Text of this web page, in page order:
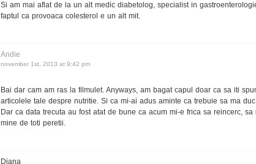
Si am mai aflat de la un alt medic diabetolog, specialist in
faptul ca provoaca colesterol e un alt mit.
Andie
november 1st, 2013 at 9:42 pm
Bai dar cam am ras la filmulet. Anyways, am bagat capul doar ca sa iti
articolele tale despre nutritie. Si ca mi-ai adus aminte ca trebuie sa ma duc
Dar ca data trecuta au fost atat de bune ca acum mi-e frica sa reincerc,
mine de toti peretii.
Diana